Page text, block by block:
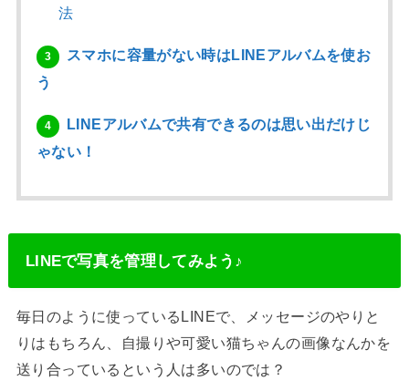
法
3
スマホに容量がない時はLINEアルバムを使お
う
4
LINEアルバムで共有できるのは思い出だけじ
ゃない！
LINEで写真を管理してみよう♪
毎日のように使っているLINEで、メッセージのやりと
りはもちろん、自撮りや可愛い猫ちゃんの画像なんかを
送り合っているという人は多いのでは？